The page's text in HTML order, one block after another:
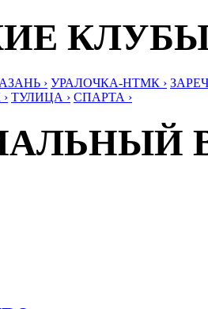
› УРАЛОЧКА-НТМК ›
ТУЛИЦА › СПАРТА ›